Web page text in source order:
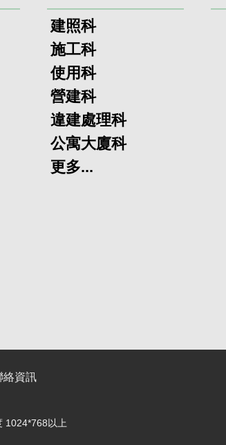
建照科
施工科
使用科
營建科
違建處理科
公寓大廈科
更多...
絡資訊
1024*768以上